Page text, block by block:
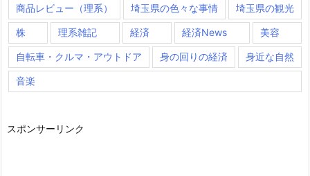
商品レビュー（理系） 埼玉県の色々な事情 埼玉県の観光
株 理系雑記 経済 経済News 美容
自転車・クルマ・アウトドア 身の回りの経済 身近な自然
音楽
スポンサーリンク